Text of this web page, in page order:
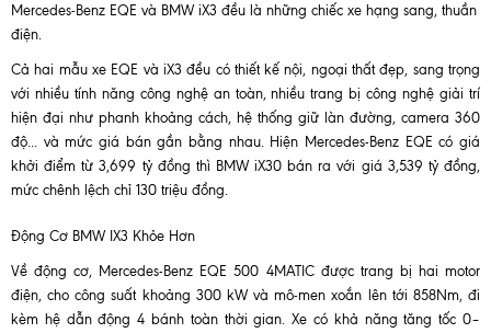
Mercedes-Benz EQE và BMW iX3 đều là những chiếc xe hạng sang, thuần
điện.
Cả hai mẫu xe EQE và iX3 đều có thiết kế nội, ngoại thất đẹp, sang trọng
với nhiều tính năng công nghệ an toàn, nhiều trang bị công nghệ giải trí
hiện đại như phanh khoảng cách, hệ thống giữ làn đường, camera 360
độ... và mức giá bán gần bằng nhau. Hiện Mercedes-Benz EQE có giá
khởi điểm từ 3,699 tỷ đồng thì BMW iX30 bán ra với giá 3,539 tỷ đồng,
mức chênh lệch chỉ 130 triệu đồng.
Động Cơ BMW IX3 Khỏe Hơn
Về động cơ, Mercedes-Benz EQE 500 4MATIC được trang bị hai motor
điện, cho công suất khoảng 300 kW và mô-men xoắn lên tới 858Nm, đi
kèm hệ dẫn động 4 bánh toàn thời gian. Xe có khả năng tăng tốc 0–